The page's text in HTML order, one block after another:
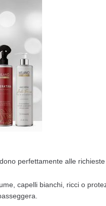
perfettamente alle
capelli bianchi, ricci o